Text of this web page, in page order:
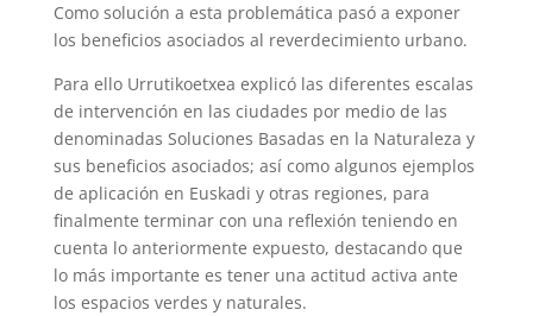
Como solución a esta problemática pasó a exponer
los beneficios asociados al reverdecimiento urbano.
Para ello Urrutikoetxea explicó las diferentes escalas
de intervención en las ciudades por medio de las
denominadas Soluciones Basadas en la Naturaleza y
sus beneficios asociados; así como algunos ejemplos
de aplicación en Euskadi y otras regiones, para
finalmente terminar con una reflexión teniendo en
cuenta lo anteriormente expuesto, destacando que
lo más importante es tener una actitud activa ante
los espacios verdes y naturales.